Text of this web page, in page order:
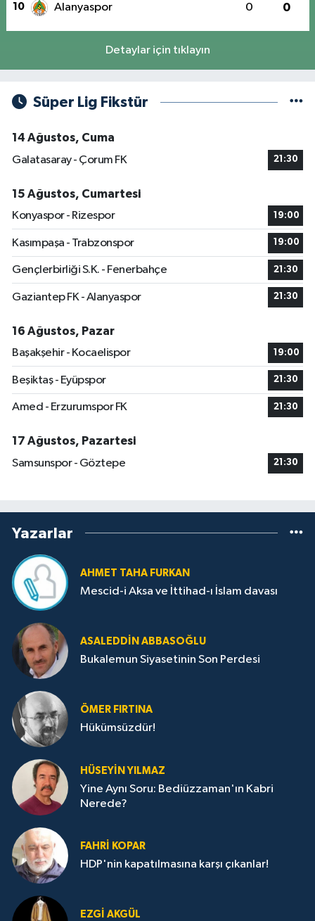
10 Alanyaspor 0 0
Detaylar için tıklayın
Süper Lig Fikstür
14 Ağustos, Cuma
Galatasaray - Çorum FK
21:30
15 Ağustos, Cumartesi
Konyaspor - Rizespor
19:00
Kasımpaşa - Trabzonspor 19:00
Gençlerbirliği S.K. - Fenerbahçe 21:30
Gaziantep FK - Alanyaspor 21:30
16 Ağustos, Pazar
Başakşehir - Kocaelispor
19:00
Beşiktaş - Eyüpspor 21:30
Amed - Erzurumspor FK 21:30
17 Ağustos, Pazartesi
Samsunspor - Göztepe
21:30
Yazarlar
AHMET TAHA FURKAN
Mescid-i Aksa ve İttihad-ı İslam davası
ASALEDDIN ABBASOĞLU
Bukalemun Siyasetinin Son Perdesi
ÖMER FIRTINA
Hükümsüzdür!
HÜSEYIN YILMAZ
Yine Aynı Soru: Bediüzzaman'ın Kabri
Nerede?
FAHRI KOPAR
HDP'nin kapatılmasına karşı çıkanlar!
EZGI AKGÜL